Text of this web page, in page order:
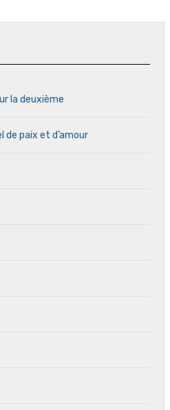
la deuxième
de paix et d’amour